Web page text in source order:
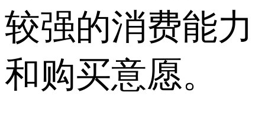
较强的消费能力
和购买意愿。